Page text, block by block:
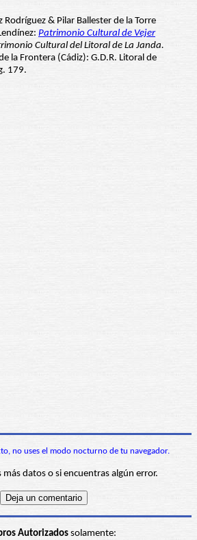
& Pilar Ballester de la Torre
Patrimonio Cultural de Vejer
Cultural del Litoral de La Janda.
la Frontera (Cádiz): G.D.R. Litoral de
179.
no uses el modo nocturno de tu navegador.
más datos o si encuentras algún error.
Autorizadossolamente: